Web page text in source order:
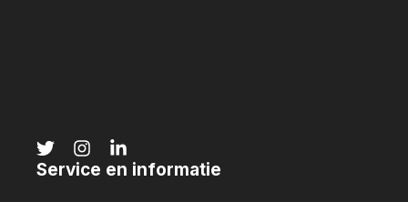
Service en informatie